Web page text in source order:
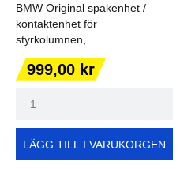
BMW Original spakenhet /
kontaktenhet för
styrkolumnen,...
Pris
999,00 kr
LÄGG TILL I VARUKORGEN